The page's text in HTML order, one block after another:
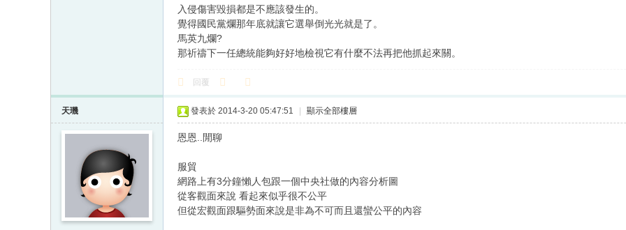
入侵傷害毀損都是不應該發生的。
覺得國民黨爛那年底就讓它選舉倒光光就是了。
馬英九爛?
那祈禱下一任總統能夠好好地檢視它有什麼不法再把他抓起來關。
回覆
天璣 發表於 2014-3-20 05:47:51 顯示全部樓層
恩恩..閒聊
服貿
網路上有3分鐘懶人包跟一個中央社做的內容分析圖
從客觀面來說 看起來似乎很不公平
但從宏觀面跟驅勢面來說是非為不可而且還蠻公平的內容